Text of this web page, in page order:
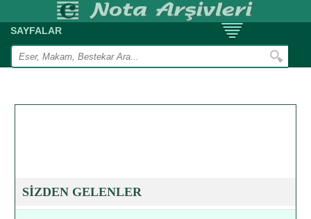
SAYFALAR
SİZDEN GELENLER